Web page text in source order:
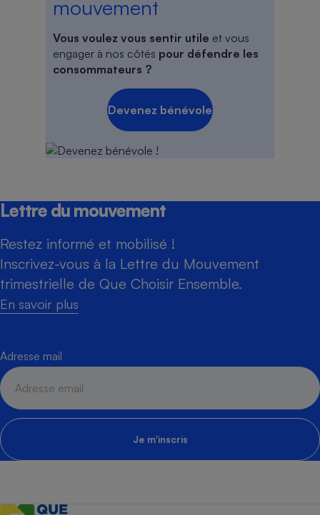
mouvement
Vous voulez vous sentir utile et vous
engager à nos côtés pour défendre les
consommateurs ?
Devenez bénévole
Lettre du mouvement
Restez informé et mobilisé !
Inscrivez-vous à la Lettre du Mouvement
trimestrielle de Que Choisir Ensemble.
En savoir plus
Adresse mail
Je m'inscris